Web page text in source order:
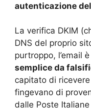
autenticazione
La verifica DKIM
DNS del proprio
purtroppo, l’email è
semplice da
capitato di
fingevano di
dalle Poste